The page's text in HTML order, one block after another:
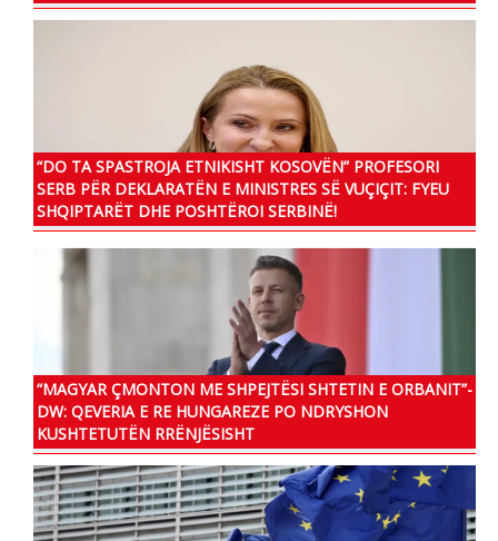
“DO TA SPASTROJA ETNIKISHT KOSOVËN” PROFESORI
SERB PËR DEKLARATËN E MINISTRES SË VUÇIÇIT: FYEU
SHQIPTARËT DHE POSHTËROI SERBINË!
“MAGYAR ÇMONTON ME SHPEJTËSI SHTETIN E ORBANIT”-
DW: QEVERIA E RE HUNGAREZE PO NDRYSHON
KUSHTETUTËN RRËNJËSISHT